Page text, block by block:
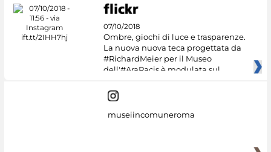
07/10/2018
Ombre, giochi di luce e trasparenze.
La nuova nuova teca progettata da
#RichardMeier per il Museo
dell'#AraPacis è modulata sul
museiincomuneroma